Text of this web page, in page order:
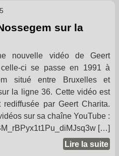
sur la
nouvelle vidéo de Geert
ci se passe en 1991 à
situé entre Bruxelles et
la ligne 36. Cette vidéo est
rediffusée par Geert Charita.
sur sa chaîne YouTube :
[…]
Lire la suite